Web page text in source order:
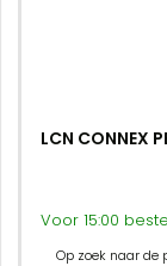
LCN CONNEX
Voor 15:00
Op zoek naar de